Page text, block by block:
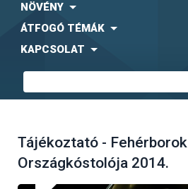
NÖVÉNY
ÁTFOGÓ TÉMÁK
KAPCSOLAT
Tájékoztató - Fehérborok
Országkóstolója 2014.